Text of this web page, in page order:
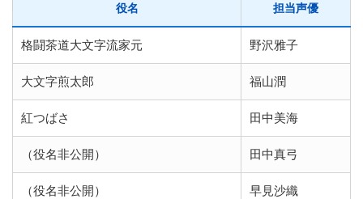
役名 担当声優
格闘茶道大文字流家元 野沢雅子
大文字煎太郎 福山潤
紅つばさ 田中美海
（役名非公開） 田中真弓
（役名非公開） 早見沙織